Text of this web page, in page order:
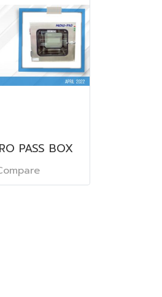
PASS BOX